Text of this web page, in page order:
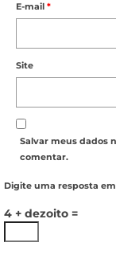
E-mail *
Site
Salvar meus dados
comentar.
Digite uma resposta
4 + dezoito =